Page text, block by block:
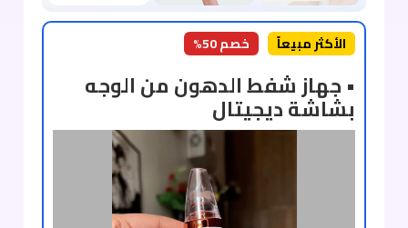
الأكثر مبيعاً خصم 50%
• جهاز شفط الدهون من الوجه
بشاشة ديجيتال